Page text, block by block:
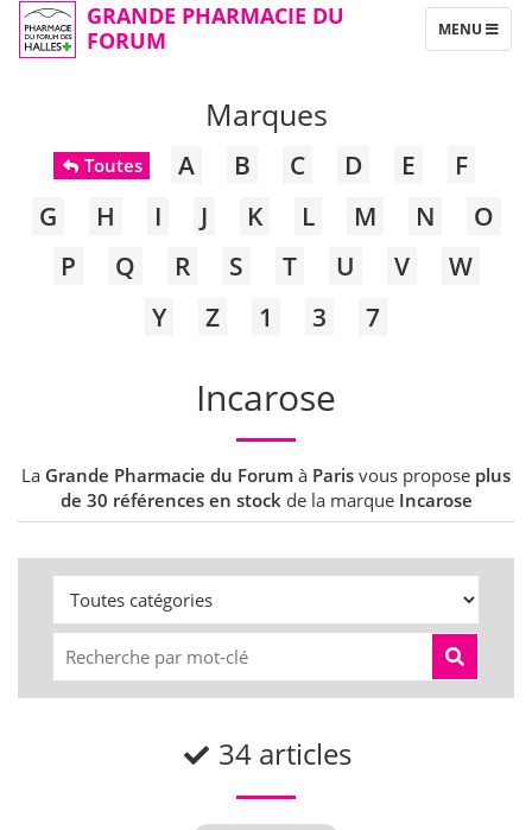
GRANDE PHARMACIE DU
FORUM
TOGGLE
NAVIGATION
MENU
Marques
Toutes A B C D E
F
G
H I J K L M N
O
P
Q R S T U V
W
Y
Z 1 3 7
Incarose
La Grande Pharmacie du Forum à Paris vous propose plus
de 30 références en stock de la marque Incarose
34 articles